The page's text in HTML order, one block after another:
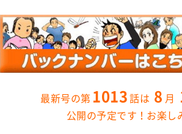
1013 8
公開の予定です！お楽し